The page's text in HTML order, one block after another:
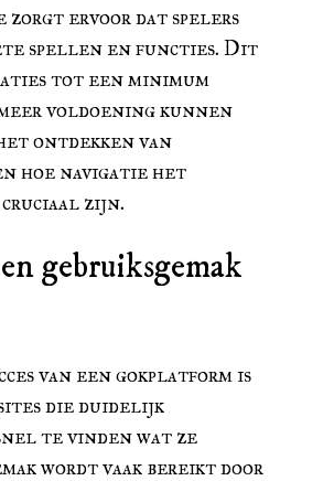
ervoor dat spelers
spellen en functies. Dit
tot een minimum
voldoening kunnen
ontdekken van
hoe navigatie het
zijn.
gebruiksgemak
van een gokplatform is
die duidelijk
te vinden wat ze
wordt vaak bereikt door